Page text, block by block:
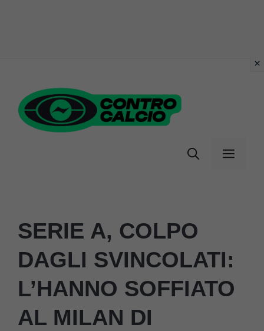
contenuto
Menu
SERIE A, COLPO
DAGLI SVINCOLATI:
L’HANNO SOFFIATO
AL MILAN DI